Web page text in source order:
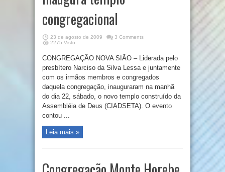
congregacional
23 de agosto de 2009
3 Comments
2275 Visto
CONGREGAÇÃO NOVA SIÃO – Liderada pelo
presbítero Narciso da Silva Lessa e juntamente
com os irmãos membros e congregados
daquela congregação, inauguraram na manhã
do dia 22, sábado, o novo templo construído da
Assembléia de Deus (CIADSETA). O evento
contou ...
Leia mais »